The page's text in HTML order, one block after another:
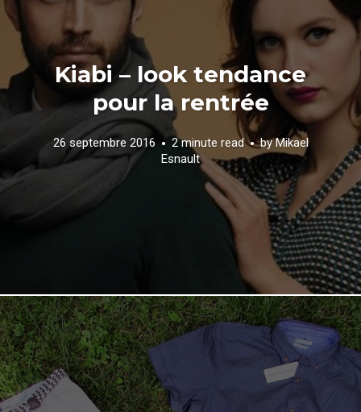
Kiabi – look tendance
pour la rentrée
26 septembre 2016 2 minute read byMikael
Esnault